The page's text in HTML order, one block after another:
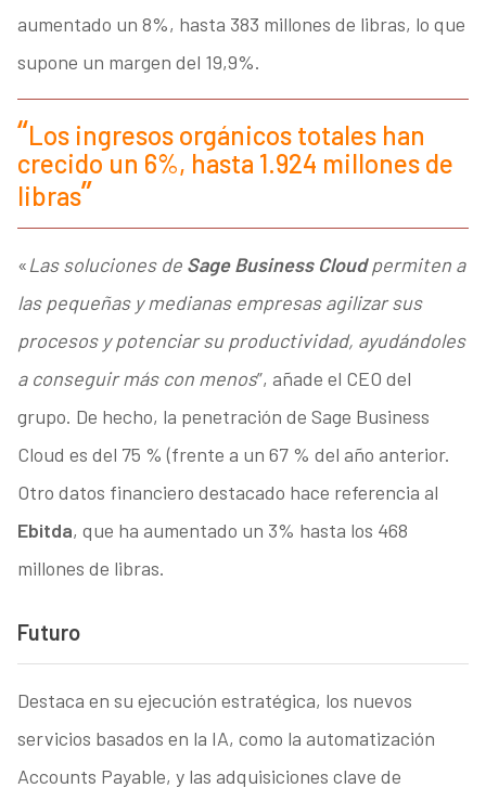
aumentado un 8%, hasta 383 millones de libras, lo que
supone un margen del 19,9%.
Los ingresos orgánicos totales han
crecido un 6%, hasta 1.924 millones de
libras
«Las soluciones de Sage Business Cloudpermiten a
las pequeñas y medianas empresas agilizar sus
procesos y potenciar su productividad, ayudándoles
a conseguir más con menos”, añade el CEO del
grupo. De hecho, la penetración de Sage Business
Cloud es del 75 % (frente a un 67 % del año anterior.
Otro datos financiero destacado hace referencia al
Ebitda, que ha aumentado un 3% hasta los 468
millones de libras.
Futuro
Destaca en su ejecución estratégica, los nuevos
servicios basados en la IA, como la automatización
Accounts Payable, y las adquisiciones clave de